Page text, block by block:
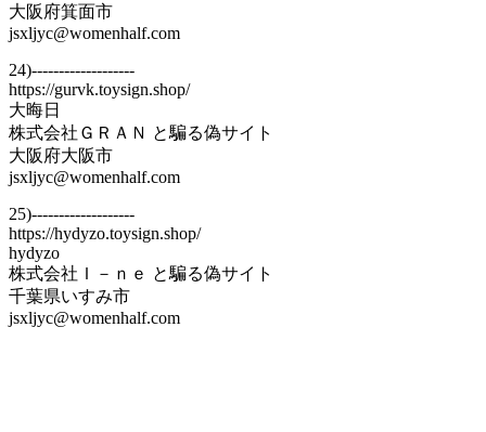
大阪府箕面市
jsxljyc@womenhalf.com
24)-------------------
https://gurvk.toysign.shop/
大晦日
株式会社ＧＲＡＮ と騙る偽サイト
大阪府大阪市
jsxljyc@womenhalf.com
25)-------------------
https://hydyzo.toysign.shop/
hydyzo
株式会社Ｉ－ｎｅ と騙る偽サイト
千葉県いすみ市
jsxljyc@womenhalf.com